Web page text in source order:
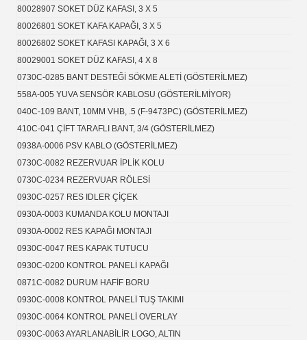
80028907 SOKET DÜZ KAFASI, 3 X 5
80026801 SOKET KAFA KAPAĞI, 3 X 5
80026802 SOKET KAFASI KAPAĞI, 3 X 6
80029001 SOKET DÜZ KAFASI, 4 X 8
0730C-0285 BANT DESTEĞİ SÖKME ALETİ (GÖSTERİLMEZ)
558A-005 YUVA SENSÖR KABLOSU (GÖSTERİLMİYOR)
040C-109 BANT, 10MM VHB, .5 (F-9473PC) (GÖSTERİLMEZ)
410C-041 ÇİFT TARAFLI BANT, 3/4 (GÖSTERİLMEZ)
0938A-0006 PSV KABLO (GÖSTERİLMEZ)
0730C-0082 REZERVUAR İPLİK KOLU
0730C-0234 REZERVUAR RÖLESİ
0930C-0257 RES IDLER ÇİÇEK
0930A-0003 KUMANDA KOLU MONTAJI
0930A-0002 RES KAPAĞI MONTAJI
0930C-0047 RES KAPAK TUTUCU
0930C-0200 KONTROL PANELİ KAPAĞI
0871C-0082 DURUM HAFİF BORU
0930C-0008 KONTROL PANELİ TUŞ TAKIMI
0930C-0064 KONTROL PANELİ OVERLAY
0930C-0063 AYARLANABİLİR LOGO, ALTIN